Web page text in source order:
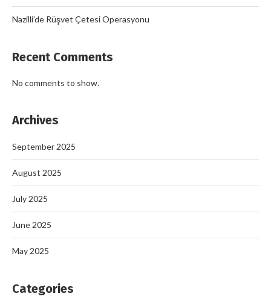
Nazilli’de Rüşvet Çetesi Operasyonu
Recent Comments
No comments to show.
Archives
September 2025
August 2025
July 2025
June 2025
May 2025
Categories